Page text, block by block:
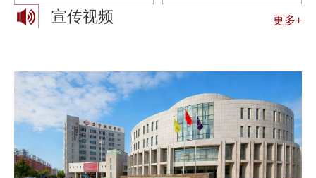
9理化测试与质检技术
189仪表园校区10机械制
园校区12智能制造装备
技术126仪表园校区13工
业产品质量检测技术63
仪表园校区14模具设计
与制造126仪表园校区15
智能焊接技术189仪表园
2026年普通高考报名的
考生。（2）考生按要求
校招生体检工作指导意
见》及有关补充规定执
行，所有专业均无体检限
制要求。二.招生专业 专
业名称科 类学 制 学 费
（元/年） 办学地点电气
自动化技术物理学科类/
生在4月7日16:00前，可
以自行修改志愿信息。
的考生，请于4月10日～
系统，自行打印准考证
(注：打印黑白色即可)。
三、考试时间、地点及相
关要求（一）考试时间：
4月12日9:00－12:00。
宣传视频 更多+